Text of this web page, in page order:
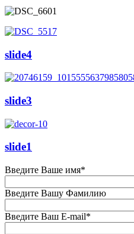
slide4
slide3
slide1
Введите Ваше имя*
Введите Вашу Фамилию
Введите Ваш E-mail*